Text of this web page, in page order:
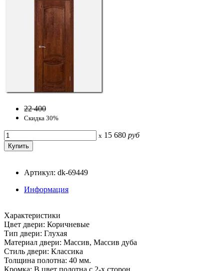
22 400
Скидка 30%
x 15 680 руб
Артикул: dk-69449
Информация
Характеристики
Цвет двери: Коричневые
Тип двери: Глухая
Материал двери: Массив, Массив дуба
Стиль двери: Классика
Толщина полотна: 40 мм.
Кромка: В цвет полотна с 2-х сторон